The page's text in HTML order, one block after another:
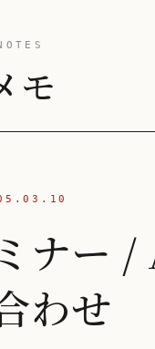
モ
ナー /
わせ